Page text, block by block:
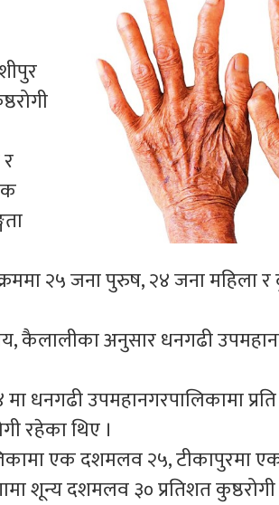
२५ जना पुरुष, २४ जना महिला
कैलालीका अनुसार धनगढी
धनगढी उपमहानगरपालिकामा
रहेका थिए ।
एक दशमलव २५, टीकापुरमा
शून्य दशमलव ३० प्रतिशत कुष्ठरोगी